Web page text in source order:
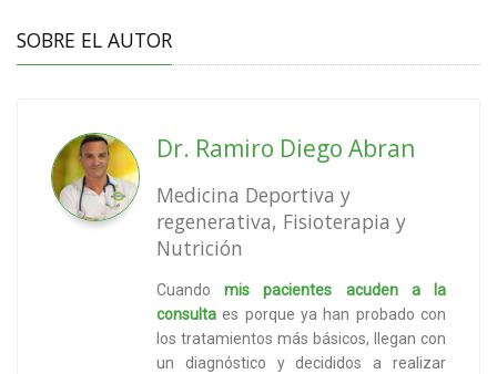
SOBRE EL AUTOR
Dr. Ramiro Diego Abran
Medicina Deportiva y
regenerativa, Fisioterapia y
Nutrición
Cuandomis pacientes acuden a la
consulta es porque ya han probado con
los tratamientos más básicos, llegan con
un diagnóstico y decididos a realizar